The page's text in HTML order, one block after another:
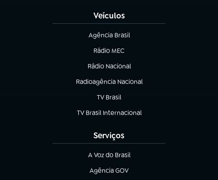
Veículos
Agência Brasil
(abre em nova aba)
Rádio MEC
(abre em nova aba)
Rádio Nacional
Radioagência Nacional
(abre em nova aba)
TV Brasil
(abre em nova aba)
TV Brasil Internacional
(abre em nova aba)
Serviços
A Voz do Brasil
(abre em nova aba)
Agência GOV
(abre em nova aba)